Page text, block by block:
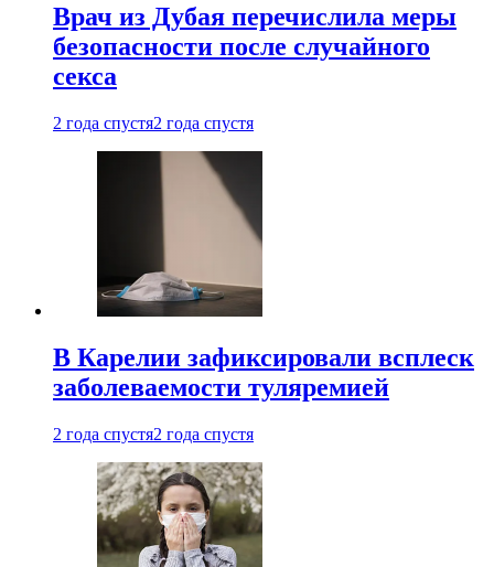
Врач из Дубая перечислила меры
безопасности после случайного
секса
2 года спустя2 года спустя
В Карелии зафиксировали всплеск
заболеваемости туляремией
2 года спустя2 года спустя